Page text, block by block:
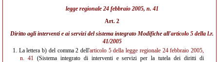
legge regionale 24 febbraio 2005, n. 41
Art. 2
Diritto agli interventi e ai servizi del sistema integrato Modifiche all'articolo 5 della l.r.
41/2005
1. La lettera b) del comma 2 dell'articolo 5 della legge regionale 24 febbraio 2005,
n. 41(Sistema integrato di interventi e servizi per la tutela dei diritti di